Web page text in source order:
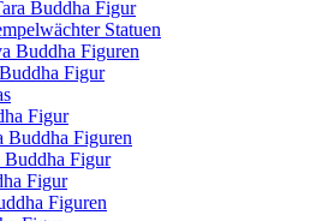
Buddha Figur
Statuen
Buddha Figuren
Figur
Figur
Buddha Figuren
Buddha Figur
Figur
Figuren